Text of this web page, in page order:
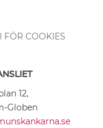
FÖR COOKIES
12,
Globen